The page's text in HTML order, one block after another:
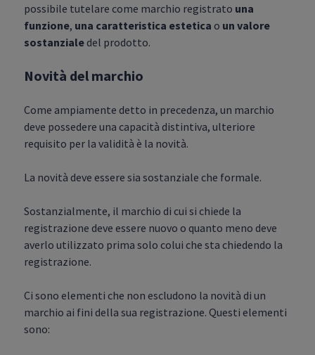
possibile tutelare come marchio registrato una
funzione, una caratteristica estetica o un valore
sostanziale del prodotto.
Novità del marchio
Come ampiamente detto in precedenza, un marchio
deve possedere una capacità distintiva, ulteriore
requisito per la validità è la novità.
La novità deve essere sia sostanziale che formale.
Sostanzialmente, il marchio di cui si chiede la
registrazione deve essere nuovo o quanto meno deve
averlo utilizzato prima solo colui che sta chiedendo la
registrazione.
Ci sono elementi che non escludono la novità di un
marchio ai fini della sua registrazione. Questi elementi
sono: